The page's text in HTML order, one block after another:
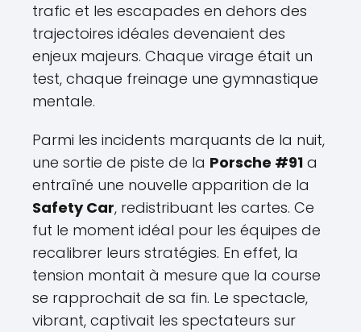
trafic et les escapades en dehors des
trajectoires idéales devenaient des
enjeux majeurs. Chaque virage était un
test, chaque freinage une gymnastique
mentale.
Parmi les incidents marquants de la nuit,
une sortie de piste de la Porsche #91 a
entraîné une nouvelle apparition de la
Safety Car, redistribuant les cartes. Ce
fut le moment idéal pour les équipes de
recalibrer leurs stratégies. En effet, la
tension montait à mesure que la course
se rapprochait de sa fin. Le spectacle,
vibrant, captivait les spectateurs sur